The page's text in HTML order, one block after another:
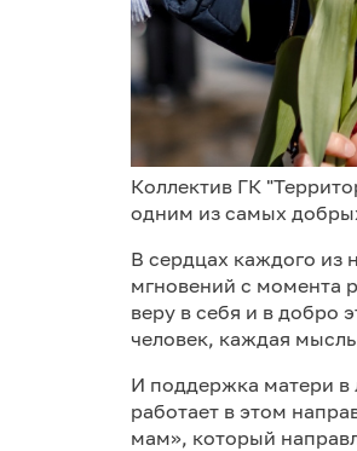
Коллектив ГК
одним из самых
В сердцах каждого из
мгновений с момента
веру в себя и в добро
человек, каждая
И поддержка матери
работает в этом
мам», который